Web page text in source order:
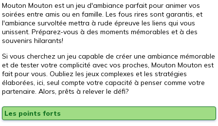
Mouton Mouton est un jeu d'ambiance parfait pour animer vos
soirées entre amis ou en famille. Les fous rires sont garantis, et
l'ambiance survoltée mettra à rude épreuve les liens qui vous
unissent. Préparez-vous à des moments mémorables et à des
souvenirs hilarants!
Si vous cherchez un jeu capable de créer une ambiance mémorable
et de tester votre complicité avec vos proches, Mouton Mouton est
fait pour vous. Oubliez les jeux complexes et les stratégies
élaborées, ici, seul compte votre capacité à penser comme votre
partenaire. Alors, prêts à relever le défi?
Les points forts